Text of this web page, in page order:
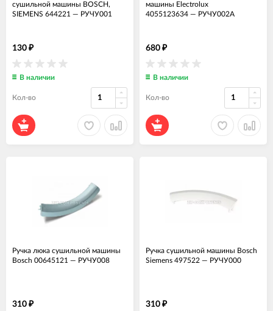
сушильной машины BOSCH,
SIEMENS 644221 — РУЧУ001
130 ₽
В наличии
Кол-во
машины Electrolux
4055123634 — РУЧУ002А
680 ₽
В наличии
Кол-во
Ручка люка сушильной машины
Bosch 00645121 — РУЧУ008
310 ₽
Ручка сушильной машины Bosch
Siemens 497522 — РУЧУ000
310 ₽